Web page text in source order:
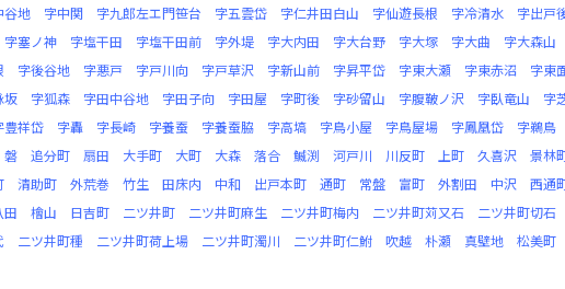
谷地 字中関 字九郎左エ門笹台 字五雲岱 字仁井田白山 字仙遊長根 字冷清水 字出戸
字塞ノ神 字塩干田 字塩干田前 字外堤 字大内田 字大台野 字大塚 字大曲 字大森山
字後谷地 字悪戸 字戸川向 字戸草沢 字新山前 字昇平岱 字東大瀬 字東赤沼 字東
坂 字狐森 字田中谷地 字田子向 字田屋 字町後 字砂留山 字腹鞁ノ沢 字臥竜山 字
豊祥岱 字轟 字長崎 字養蚕 字養蚕脇 字高塙 字鳥小屋 字鳥屋場 字鳳凰岱 字鵜鳥
磐 追分町 扇田 大手町 大町 大森 落合 鰄渕 河戸川 川反町 上町 久喜沢 景林
清助町 外荒巻 竹生 田床内 中和 出戸本町 通町 常盤 富町 外割田 中沢 西通
田 檜山 日吉町 二ツ井町 二ツ井町麻生 二ツ井町梅内 二ツ井町苅又石 二ツ井町切石
二ツ井町種 二ツ井町荷上場 二ツ井町濁川 二ツ井町仁鮒 吹越 朴瀬 真壁地 松美町